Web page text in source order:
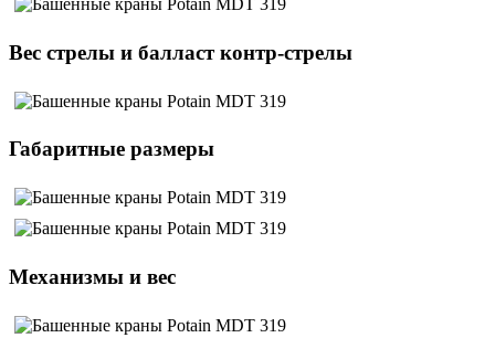
Вес стрелы и балласт контр-стрелы
Габаритные размеры
Механизмы и вес